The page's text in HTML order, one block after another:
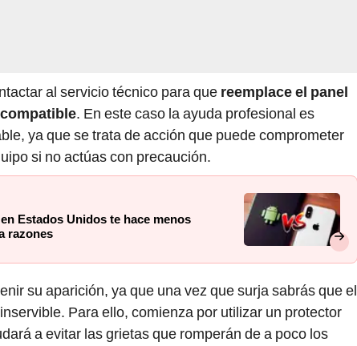
al servicio técnico para que reemplace el panel
. En este caso la ayuda profesional es
ya que se trata de acción que puede comprometer
si no actúas con precaución.
Estados Unidos te hace menos
razones
su aparición, ya que una vez que surja sabrás que el
Para ello, comienza por utilizar un protector
a evitar las grietas que romperán de a poco los